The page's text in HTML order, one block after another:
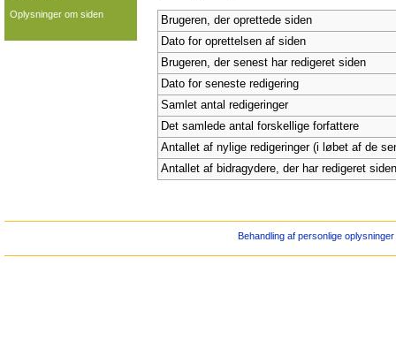
Brugeren, der oprettede siden
Dato for oprettelsen af siden
Brugeren, der senest har redigeret siden
Dato for seneste redigering
Samlet antal redigeringer
Det samlede antal forskellige forfattere
Antallet af nylige redigeringer (i løbet af de
Antallet af bidragydere, der har redigeret
Oplysninger om siden
Behandling af personlige oplysninger